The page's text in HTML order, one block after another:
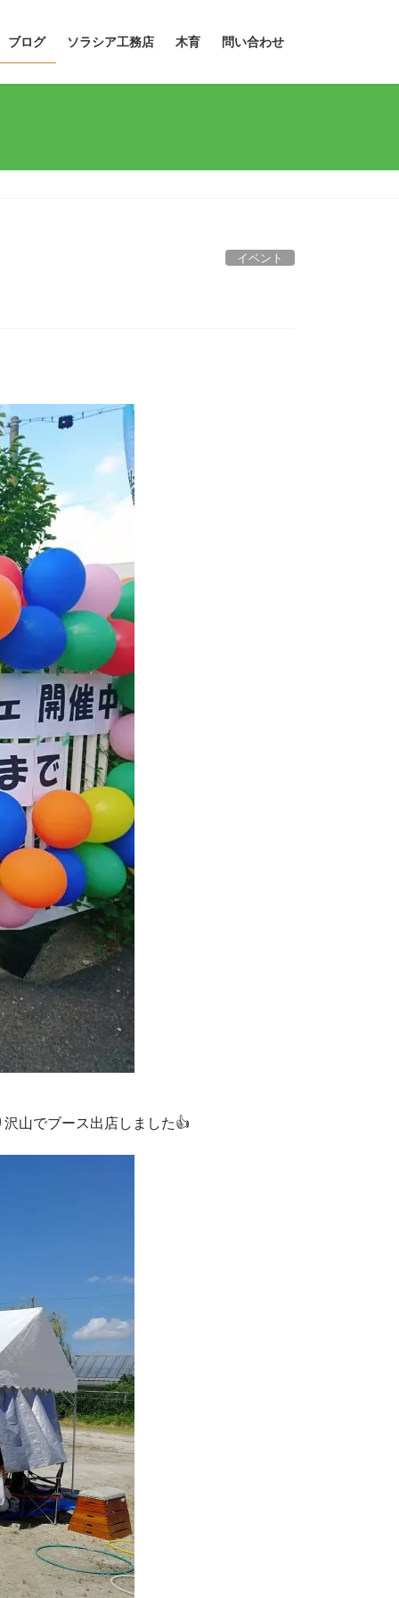
ブログ ソラシア工務店 木育 問い合わせ
イベント
山でブース出店しました👍